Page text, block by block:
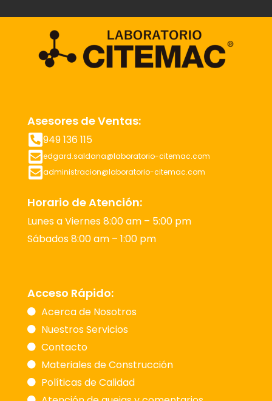
Asesores de Ventas:
949 136 115
edgard.saldana@laboratorio-citemac.com
administracion@laboratorio-citemac.com
Horario de Atención:
Lunes a Viernes 8:00 am – 5:00 pm
Sábados 8:00 am – 1:00 pm
Acceso Rápido:
Acerca de Nosotros
Nuestros Servicios
Contacto
Materiales de Construcción
Políticas de Calidad